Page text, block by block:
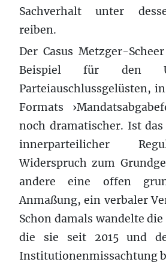
Sachverhalt unter
reiben.
Der Casus Metzger-
Beispiel für den
Parteiauschlussgelüsten,
Formats
noch dramatischer. Ist
innerparteilicher
Widerspruch zum
andere eine offen
Anmaßung, ein verbaler
Schon damals wandelte die
die sie seit 2015 und
Institutionenmissachtung